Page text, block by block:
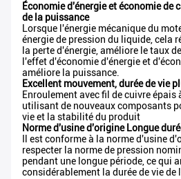
Économie d'énergie et économie
de la puissance
Lorsque l'énergie mécanique du
énergie de pression du liquide, cela
la perte d'énergie, améliore le taux
l'effet d'économie d'énergie et
améliore la puissance.
Excellent mouvement, durée de vie
Enroulement avec fil de cuivre
utilisant de nouveaux composants
vie et la stabilité du produit
Norme d'usine d'origine Longue
Il est conforme à la norme d'usine
respecter la norme de pression
pendant une longue période, ce qui
considérablement la durée de vie de